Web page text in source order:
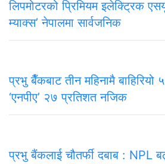
लिपमोटरको प्रिमियम इलेक्ट्रिक
म्याक्स’ नेपालमा सार्वजनिक
प्रभु बैँकबाट तीन महिनामै बाहिरियो
‘एनपीए’ २७ प्रतिशत नजिक
प्रभु बैंकलाई चौतर्फी दबाब : NPL